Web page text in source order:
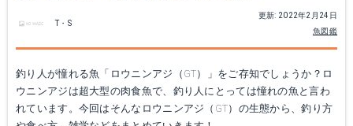
更新: 2022年2月24日
魚図鑑
T・S
釣り人が憧れる魚「ロウニンアジ（GT）」をご存知でしょうか？ロ
ウニンアジは超大型の肉食魚で、釣り人にとっては憧れの魚と言わ
れています。今回はそんなロウニンアジ（GT）の生態から、釣り方